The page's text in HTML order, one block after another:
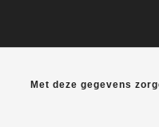
Met deze gegevens